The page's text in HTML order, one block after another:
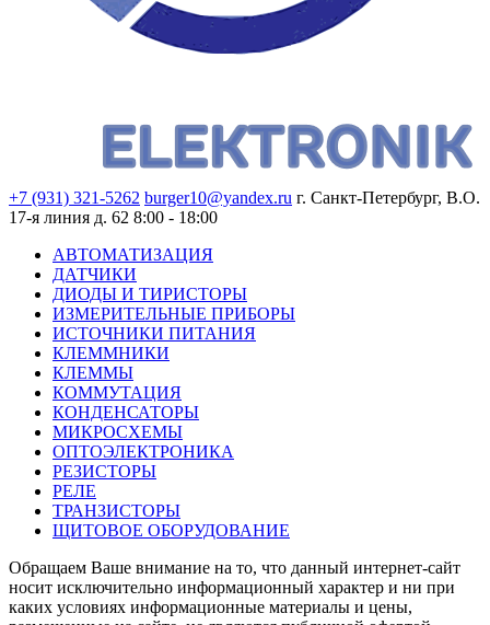
+7 (931) 321-5262 burger10@yandex.ru г. Санкт-Петербург, В.О.
17-я линия д. 62 8:00 - 18:00
АВТОМАТИЗАЦИЯ
ДАТЧИКИ
ДИОДЫ И ТИРИСТОРЫ
ИЗМЕРИТЕЛЬНЫЕ ПРИБОРЫ
ИСТОЧНИКИ ПИТАНИЯ
КЛЕММНИКИ
КЛЕММЫ
КОММУТАЦИЯ
КОНДЕНСАТОРЫ
МИКРОСХЕМЫ
ОПТОЭЛЕКТРОНИКА
РЕЗИСТОРЫ
РЕЛЕ
ТРАНЗИСТОРЫ
ЩИТОВОЕ ОБОРУДОВАНИЕ
Обращаем Ваше внимание на то, что данный интернет-сайт
носит исключительно информационный характер и ни при
каких условиях информационные материалы и цены,